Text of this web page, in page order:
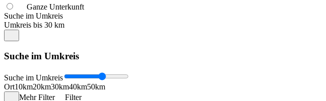
Ganze Unterkunft
Suche im Umkreis
Umkreis bis 30 km
Suche im Umkreis
Suche im Umkreis
Ort10km20km30km40km50km
Mehr Filter
Filter